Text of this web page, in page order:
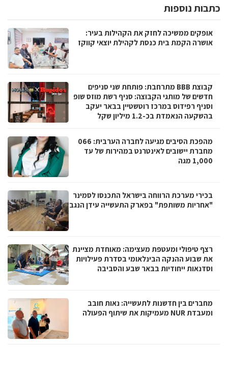
כתבות נוספות
אופקים ממשיכה לחזק את הקהילות בעיר:
אושרה הקמת בית כנסת לקהילת יוצאי קווקז
קבוצת BBB מתרחבת: פותחת שני סניפים
חדשים של מותגי הקבוצה: סניף רשת מוזס שופ
וסניף רפידוס במרכז רוטשטיין בבאר יעקב
בהשקעה הנאמדת בכ-1.2 מיליון שקל
מהפכת הסיבים מגיעה לחברה הערבית: 066
מחברת יישובים לאינטרנט במהירות של עד
1,000 מגה
בכירי מערכת הרווחה בישראל התכנסו לסמינר
"אחריות משותפת" בפארק התעשייה עידן הנגב
רצף טיפולי ומעטפת מעצימה: מאוחדת מציינת
את שבוע ההנקה הבינלאומי בסדרת פעילויות
וסדנאות ייחודיות בבאר שבע והסביבה
מחברים בין חדשנות לתעשייה: נאות חובב
ומעבדת NUR מעמיקות את שיתוף הפעולה